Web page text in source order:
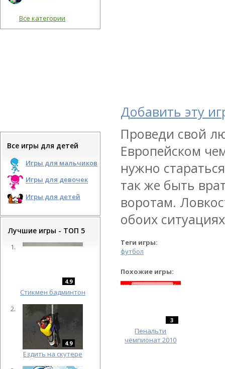
Все категории
Все игры для детей
Игры для мальчиков
Игры для девочек
Игры для детей
Лучшие игры - ТОП 5
4.9
Cтикмен бадминтон
4.9
Ездить на скутере
Добавить эту
Проведи свой
Европейском
нужно
так же быть
воротам.
обоих
Теги игры:
футбол
Похожие игры:
3
Пенальти
чемпионат 2010